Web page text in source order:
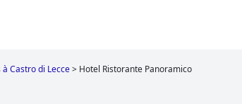
à Castro di Lecce> Hotel Ristorante Panoramico